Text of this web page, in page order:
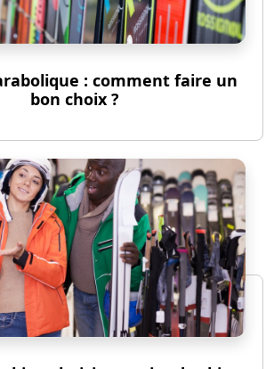
: comment faire un
bon choix ?